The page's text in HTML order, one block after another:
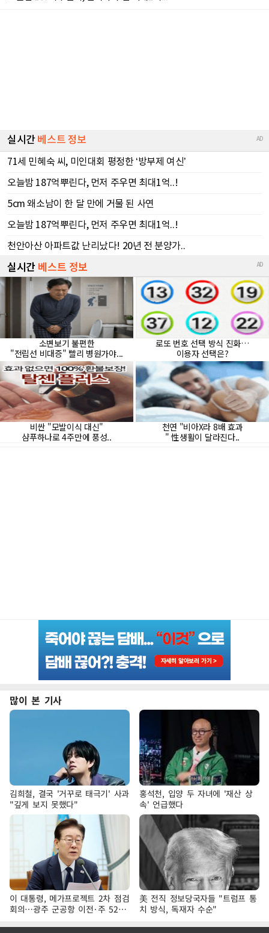
많이 본 기사
김희철, 결국 '거꾸로 태극기' 사과
"깊게 보지 못했다"
홍석천, 입양 두 자녀에 '재산 상
속' 언급했다
이 대통령, 메가프로젝트 2차 점검
회의…광주 군공항 이전·주 52시
간 예외 등 논의
美 전직 정보당국자들 "트럼프 통
치 방식, 독재자 수순"